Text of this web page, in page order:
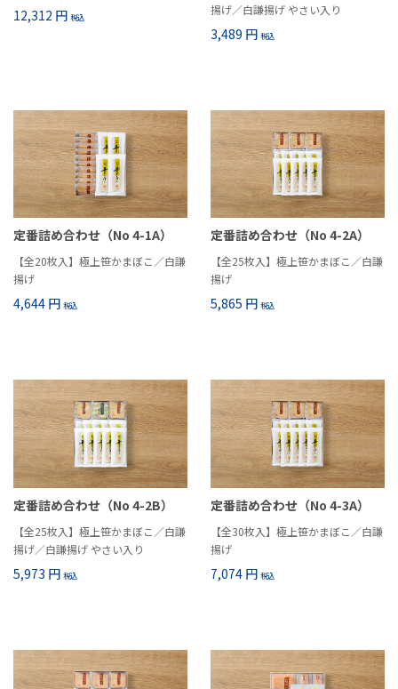
12,312 円 税込
揚げ／白謙揚げ やさい入り
3,489 円 税込
定番詰め合わせ（No 4-1A）
【全20枚入】極上笹かまぼこ／白謙
揚げ
4,644 円 税込
定番詰め合わせ（No 4-2A）
【全25枚入】極上笹かまぼこ／白謙
揚げ
5,865 円 税込
定番詰め合わせ（No 4-2B）
【全25枚入】極上笹かまぼこ／白謙
揚げ／白謙揚げ やさい入り
5,973 円 税込
定番詰め合わせ（No 4-3A）
【全30枚入】極上笹かまぼこ／白謙
揚げ
7,074 円 税込